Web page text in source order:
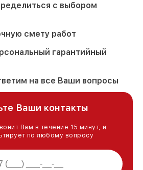
с выбором
смету работ
гарантийный
на все Ваши вопросы
Ваши контакты
Вам в течение 15 минут, и
по любому вопросу